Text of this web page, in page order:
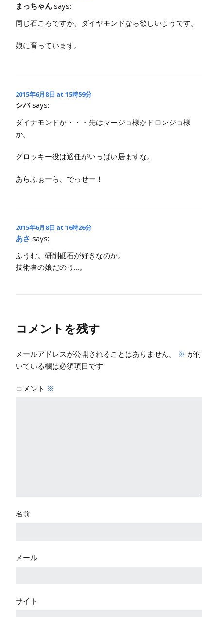
まっちゃん says:
同じ石ころですが、ダイヤモンドなら欲しいようです。
娘に育っています。
2015年6月8日 at 15時59分
シバ says:
ダイナモンドか・・・先はマージョ様かドロンジョ様
か。
グロッキー役は適任がいっぱい居ますな。
あらふぉーら、でっせー！
2015年6月8日 at 16時26分
あさ says:
ふうむ。研削砥石が好きなのか。
技術者の娘だのう…。
コメントを残す
メールアドレスが公開されることはありません。 ※ が付
いている欄は必須項目です
コメント ※
名前
メール
サイト